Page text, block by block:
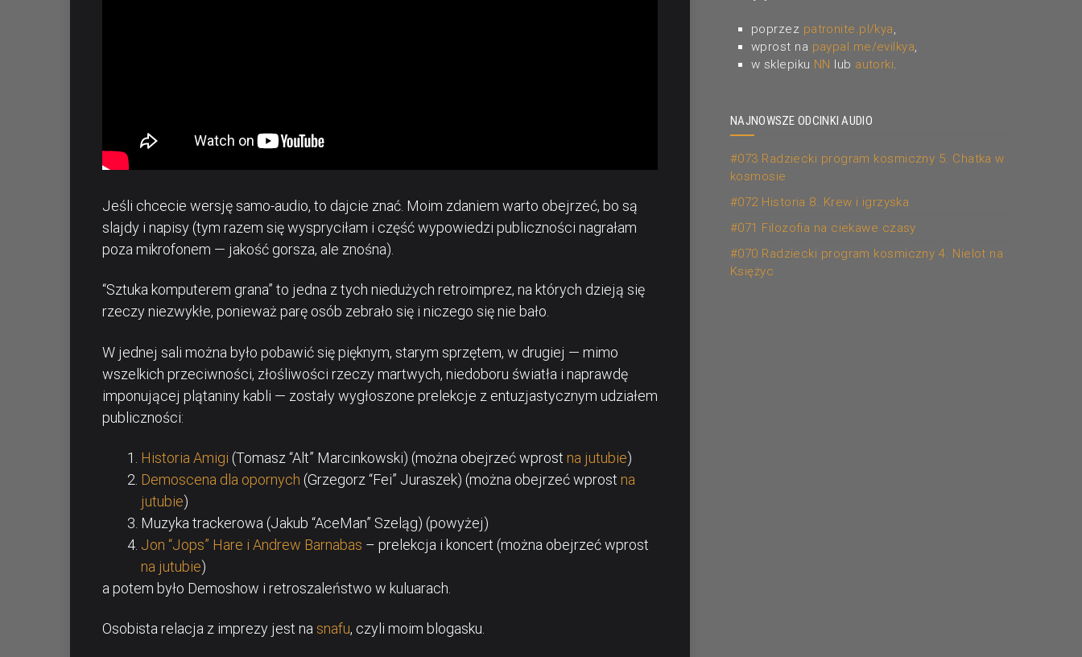
Jeśli chcecie wersję samo-audio, to dajcie znać. Moim zdaniem warto obejrzeć, bo są
slajdy i napisy (tym razem się wyspryciłam i część wypowiedzi publiczności nagrałam
poza mikrofonem — jakość gorsza, ale znośna).
“Sztuka komputerem grana” to jedna z tych niedużych retroimprez, na których dzieją się
rzeczy niezwykłe, ponieważ parę osób zebrało się i niczego się nie bało.
W jednej sali można było pobawić się pięknym, starym sprzętem, w drugiej — mimo
wszelkich przeciwności, złośliwości rzeczy martwych, niedoboru światła i naprawdę
imponującej plątaniny kabli — zostały wygłoszone prelekcje z entuzjastycznym udziałem
publiczności:
Historia Amigi (Tomasz “Alt” Marcinkowski) (można obejrzeć wprost na jutubie)
Demoscena dla opornych (Grzegorz “Fei” Juraszek) (można obejrzeć wprost na
jutubie)
Muzyka trackerowa (Jakub “AceMan” Szeląg) (powyżej)
Jon “Jops” Hare i Andrew Barnabas – prelekcja i koncert (można obejrzeć wprost
na jutubie)
a potem było Demoshow i retroszaleństwo w kuluarach.
Osobista relacja z imprezy jest na snafu, czyli moim blogasku.
poprzez patronite.pl/kya
wprost na paypal.me/evilkya
w sklepiku NN lub autorki
NAJNOWSZE ODCINKI AUDIO
#073 Radziecki program kosmiczny 5. Chatka w
kosmosie
#072 Historia 8. Krew i igrzyska
#071 Filozofia na ciekawe czasy
#070 Radziecki program kosmiczny 4. Nielot na
Księżyc